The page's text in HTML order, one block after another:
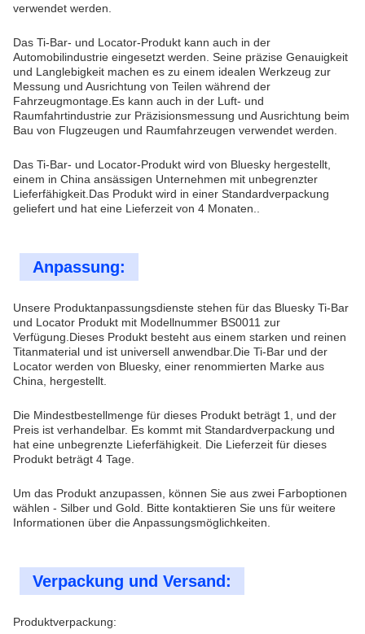
verwendet werden.
Das Ti-Bar- und Locator-Produkt kann auch in der
Automobilindustrie eingesetzt werden. Seine präzise Genauigkeit
und Langlebigkeit machen es zu einem idealen Werkzeug zur
Messung und Ausrichtung von Teilen während der
Fahrzeugmontage.Es kann auch in der Luft- und
Raumfahrtindustrie zur Präzisionsmessung und Ausrichtung beim
Bau von Flugzeugen und Raumfahrzeugen verwendet werden.
Das Ti-Bar- und Locator-Produkt wird von Bluesky hergestellt,
einem in China ansässigen Unternehmen mit unbegrenzter
Lieferfähigkeit.Das Produkt wird in einer Standardverpackung
geliefert und hat eine Lieferzeit von 4 Monaten..
Anpassung:
Unsere Produktanpassungsdienste stehen für das Bluesky Ti-Bar
und Locator Produkt mit Modellnummer BS0011 zur
Verfügung.Dieses Produkt besteht aus einem starken und reinen
Titanmaterial und ist universell anwendbar.Die Ti-Bar und der
Locator werden von Bluesky, einer renommierten Marke aus
China, hergestellt.
Die Mindestbestellmenge für dieses Produkt beträgt 1, und der
Preis ist verhandelbar. Es kommt mit Standardverpackung und
hat eine unbegrenzte Lieferfähigkeit. Die Lieferzeit für dieses
Produkt beträgt 4 Tage.
Um das Produkt anzupassen, können Sie aus zwei Farboptionen
wählen - Silber und Gold. Bitte kontaktieren Sie uns für weitere
Informationen über die Anpassungsmöglichkeiten.
Verpackung und Versand:
Produktverpackung: